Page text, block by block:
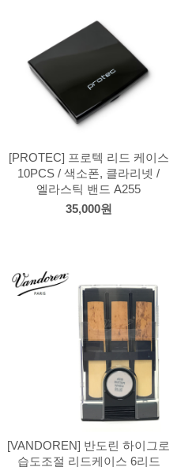
[PROTEC] 프로텍 리드 케이스
10PCS / 색소폰, 클라리넷 /
엘라스틱 밴드 A255
35,000원
[VANDOREN] 반도린 하이그로
습도조절 리드케이스 6리드